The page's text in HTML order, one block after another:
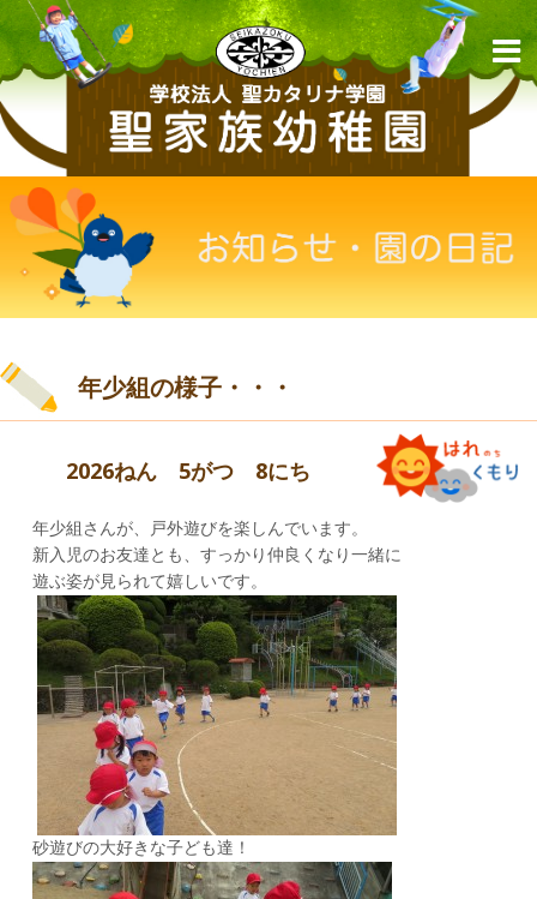
年少組の様子・・・
2026ねん 5がつ 8にち
年少組さんが、戸外遊びを楽しんでいます。
新入児のお友達とも、すっかり仲良くなり一緒に
遊ぶ姿が見られて嬉しいです。
砂遊びの大好きな子ども達！